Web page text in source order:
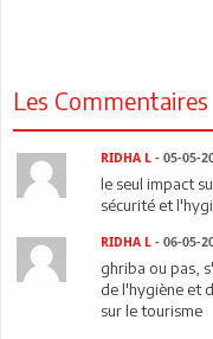
Les Commentaires
RIDHA L - 05-05-
le seul impact
sécurité et
RIDHA L - 06-05-
ghriba ou pas,
de l'hygiène et
sur le tourisme